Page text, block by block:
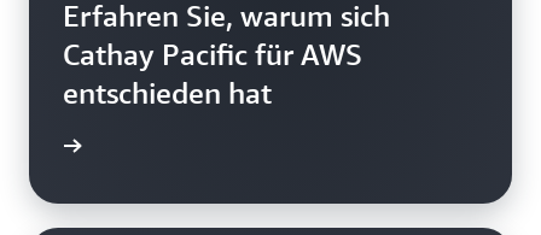
Erfahren Sie, warum sich
Cathay Pacific für AWS
entschieden hat